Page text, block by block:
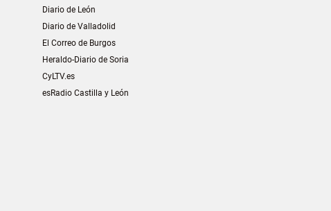
Diario de León
Diario de Valladolid
El Correo de Burgos
Heraldo-Diario de Soria
CyLTV.es
esRadio Castilla y León